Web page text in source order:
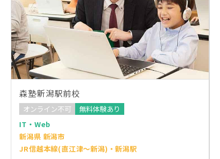
森塾新潟駅前校
オンライン不可
無料体験あり
IT・Web
新潟県 新潟市
JR信越本線(直江津～新潟)・新潟駅